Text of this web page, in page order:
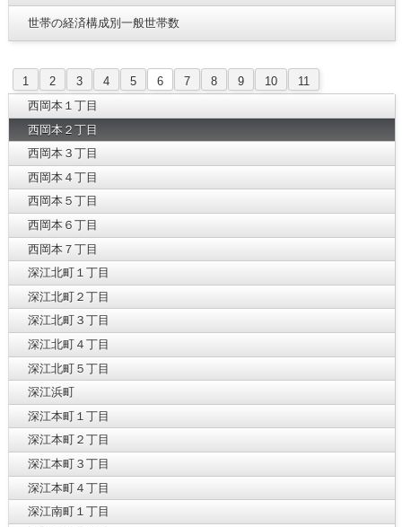
世帯の経済構成別一般世帯数
1 2 3 4 5 6 7 8 9 10
11
西岡本１丁目
西岡本２丁目
西岡本３丁目
西岡本４丁目
西岡本５丁目
西岡本６丁目
西岡本７丁目
深江北町１丁目
深江北町２丁目
深江北町３丁目
深江北町４丁目
深江北町５丁目
深江浜町
深江本町１丁目
深江本町２丁目
深江本町３丁目
深江本町４丁目
深江南町１丁目